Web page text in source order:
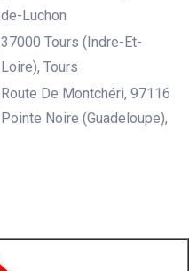
de-Luchon
37000 Tours (Indre-Et-
Loire), Tours
Route De Montchéri, 97116
Pointe Noire (Guadeloupe),